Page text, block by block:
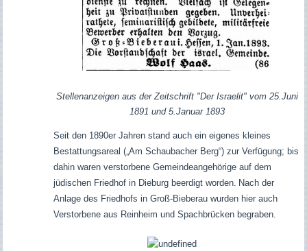
Stellenanzeigen aus der Zeitschrift "Der Israelit" vom 25.Juni
1891 und 5.Januar 1893
Seit den 1890er Jahren stand auch ein eigenes kleines
Bestattungsareal („Am Schaubacher Berg“) zur Verfügung; bis
dahin waren verstorbene Gemeindeangehörige auf dem
jüdischen Friedhof in Dieburg beerdigt worden. Nach der
Anlage des Friedhofs in Groß-Bieberau wurden hier auch
Verstorbene aus Reinheim und Spachbrücken begraben.